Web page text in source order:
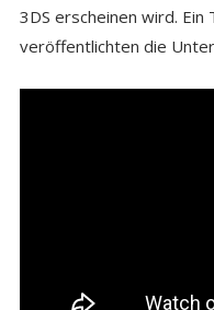
3DS erscheinen wird.
veröffentlichten die